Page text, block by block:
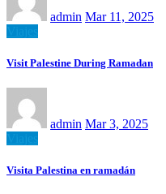
admin Mar 11, 2025
Visit Palestine During Ramadan
admin Mar 3, 2025
Visita Palestina en ramadán